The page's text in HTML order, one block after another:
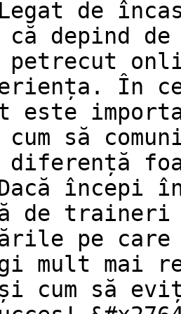
de
că depind
petrecut
În
este
să
diferență
de traineri
pe
mult mai
cum să